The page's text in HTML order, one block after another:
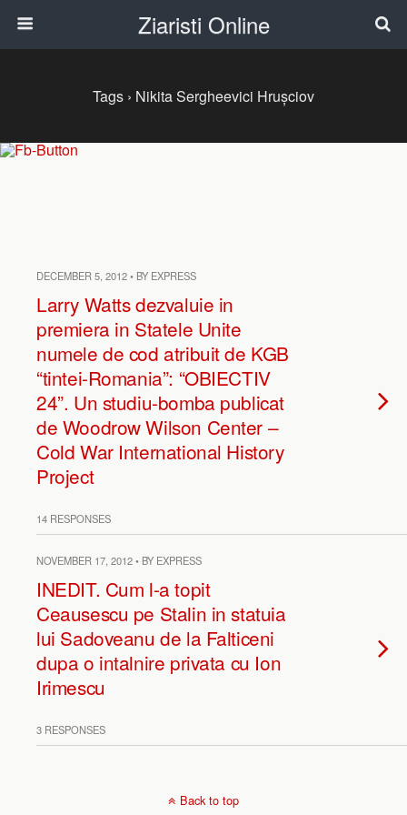
Ziaristi Online
Tags › Nikita Sergheevici Hrușciov
DECEMBER 5, 2012 • BY EXPRESS
Larry Watts dezvaluie in
premiera in Statele Unite
numele de cod atribuit de KGB
“tintei-Romania”: “OBIECTIV
24”. Un studiu-bomba publicat
de Woodrow Wilson Center –
Cold War International History
Project
14 RESPONSES
NOVEMBER 17, 2012 • BY EXPRESS
INEDIT. Cum l-a topit
Ceausescu pe Stalin in statuia
lui Sadoveanu de la Falticeni
dupa o intalnire privata cu Ion
Irimescu
3 RESPONSES
Back to top